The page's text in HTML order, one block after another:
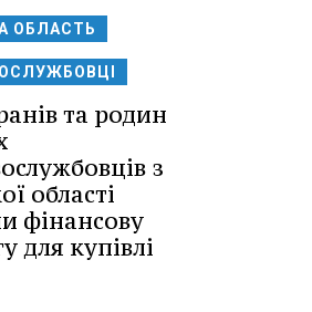
ОБЛАСТЬ
та родин
з
області
фінансову
для купівлі